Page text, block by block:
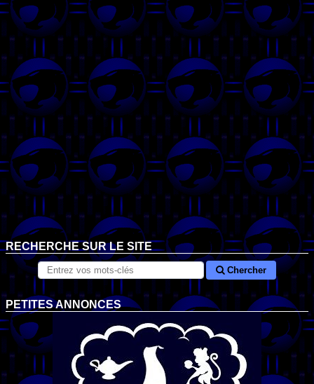
RECHERCHE SUR LE SITE
Chercher
PETITES ANNONCES